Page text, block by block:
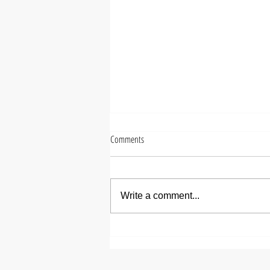
Comments
Write a comment...